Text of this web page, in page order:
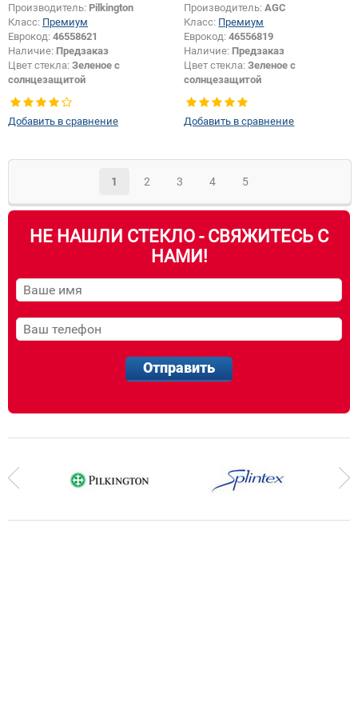
Производитель: Pilkington
Класс: Премиум
Еврокод: 46558621
Наличие: Предзаказ
Цвет стекла: Зеленое с
солнцезащитой
Тип стекла:Боковое стекло
правое
Добавить в сравнение
Производитель:AGC
Класс: Премиум
Еврокод:46556819
Наличие: Предзаказ
Цвет стекла:Зеленое с
солнцезащитой
Тип стекла:Боковое стекло
правое
Добавить в сравнение
1 2 3 4 5
НЕ НАШЛИ СТЕКЛО - СВЯЖИТЕСЬ С
НАМИ!
Отправить